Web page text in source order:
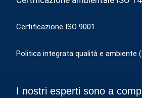
Certificazione ISO 9001
Politica integrata qualità e ambiente
I nostri esperti sono a